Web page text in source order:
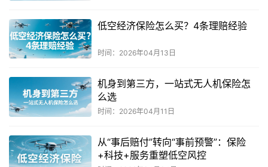
低空经济保险怎么买？4条理赔经验
时间：2026年04月13日
机身到第三方，一站式无人机保险怎
么选
时间：2026年04月11日
从“事后赔付”转向“事前预警”：保险
+科技+服务重塑低空风控